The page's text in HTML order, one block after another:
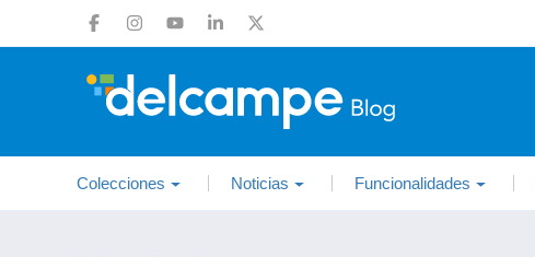
Colecciones Noticias Funcionalidades